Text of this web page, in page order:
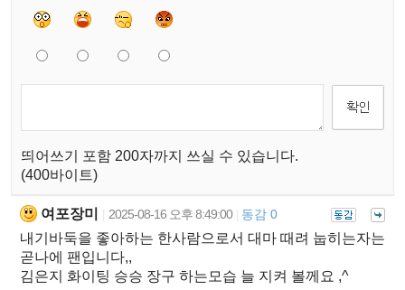
띄어쓰기 포함 200자까지 쓰실 수 있습니다.
(400바이트)
여포장미 2025-08-16 오후 8:49:00 동감 0
내기바둑을 좋아하는 한사람으로서 대마 때려 눕히는자는
곧나에 팬입니다,,
김은지 화이팅 승승 장구 하는모습 늘 지켜 볼께요 ,^